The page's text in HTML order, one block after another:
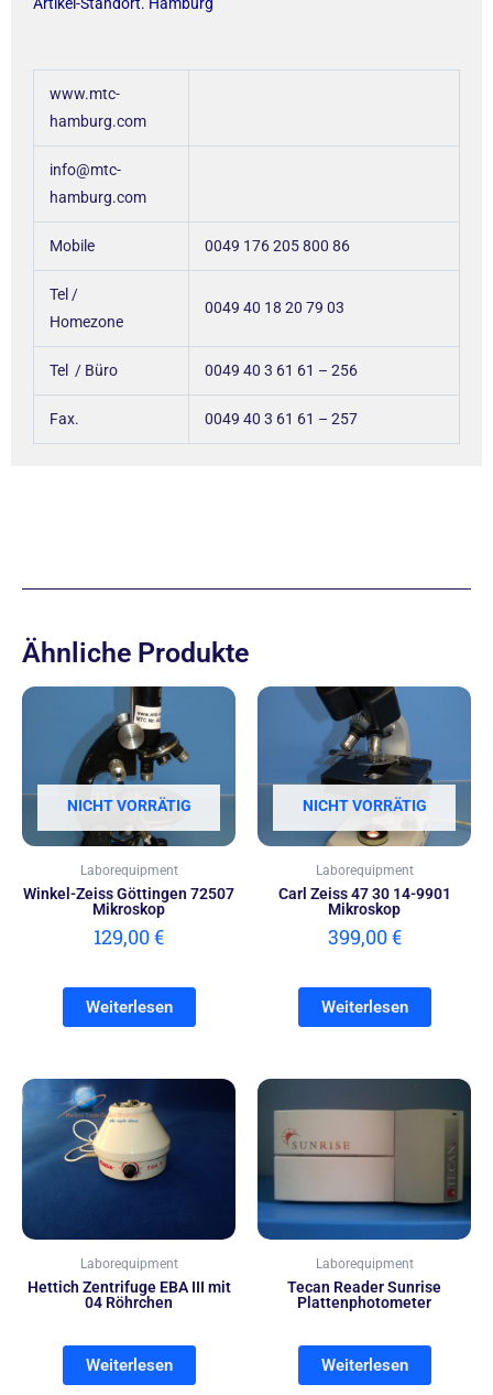
www.mtc-
hamburg.com
info@mtc-
hamburg.com
Mobile 0049 176 205 800 86
Tel /
Homezone
0049 40 18 20 79 03
Tel / Büro 0049 40 3 61 61 – 256
Fax. 0049 40 3 61 61 – 257
Ähnliche Produkte
NICHT VORRÄTIG
Laborequipment
Winkel-Zeiss Göttingen 72507
Mikroskop
129,00€
Weiterlesen
NICHT VORRÄTIG
Laborequipment
Carl Zeiss 47 30 14-9901
Mikroskop
399,00€
Weiterlesen
Laborequipment
Hettich Zentrifuge EBA III mit
04 Röhrchen
Weiterlesen
Laborequipment
Tecan Reader Sunrise
Plattenphotometer
Weiterlesen